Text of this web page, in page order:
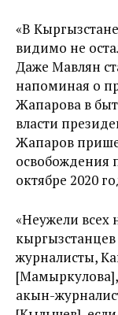
«В
видимо не
Даже Мавлян
напоминая о
Жапарова в
власти
Жапаров
освобождения
октябре 2020
«Неужели всех
журналисты,
[Мамыркулова],
акын-